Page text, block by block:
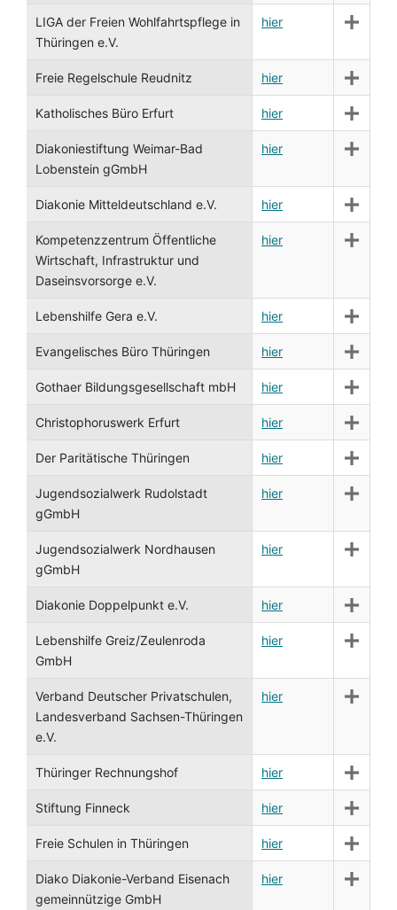
LIGA der Freien Wohlfahrtspflege in
Thüringen e.V.
hier
Freie Regelschule Reudnitz hier
Katholisches Büro Erfurt hier
Diakoniestiftung Weimar-Bad
Lobenstein gGmbH
hier
Diakonie Mitteldeutschland e.V. hier
Kompetenzzentrum Öffentliche
Wirtschaft, Infrastruktur und
Daseinsvorsorge e.V.
hier
Lebenshilfe Gera e.V. hier
Evangelisches Büro Thüringen hier
Gothaer Bildungsgesellschaft mbH hier
Christophoruswerk Erfurt hier
Der Paritätische Thüringen hier
Jugendsozialwerk Rudolstadt
gGmbH
hier
Jugendsozialwerk Nordhausen
gGmbH
hier
Diakonie Doppelpunkt e.V. hier
Lebenshilfe Greiz/Zeulenroda
GmbH
hier
Verband Deutscher Privatschulen,
Landesverband Sachsen-Thüringen
e.V.
hier
Thüringer Rechnungshof hier
Stiftung Finneck hier
Freie Schulen in Thüringen hier
Diako Diakonie-Verband Eisenach
gemeinnützige GmbH
hier